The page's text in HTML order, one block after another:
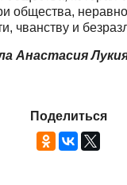
общества,
чванству и
Анастасия
Поделиться